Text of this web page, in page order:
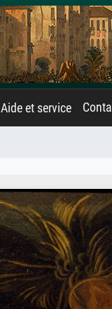
Aide et service